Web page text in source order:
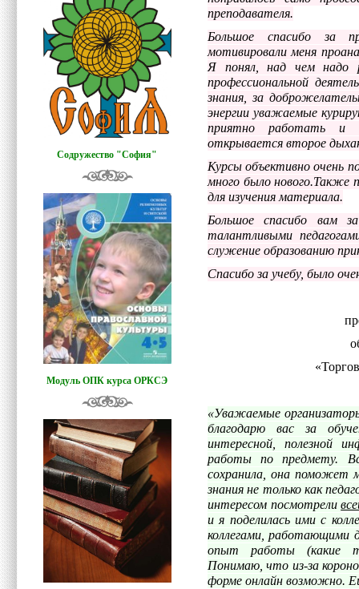
Содружество "София"
Модуль ОПК курса ОРКСЭ
преподавателя.
Большое спасибо за
мотивировали меня
Я понял, над чем надо
профессиональной
знания, за
энергии уважаемые
приятно работать и
открывается второе
Курсы объективно очень
много было нового.Также
для изучения материала.
Большое спасибо вам
талантливыми
служение образованию
Спасибо за учебу, было
«Уважаемые
благодарю вас за
интересной, полезной
работы по предмету.
сохранила, она поможет
знания не только как
интересом посмотрели
и я поделилась ими с
коллегами, работающими
опыт работы (какие
Понимаю, что из-за
форме онлайн возможно.